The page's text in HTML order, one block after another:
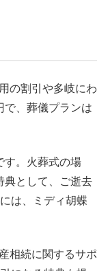
の割引や多岐にわ
で、葬儀プランは
す。火葬式の場
典として、ご逝去
は、ミディ胡蝶
相続に関するサポ